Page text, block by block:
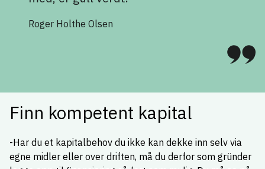
Roger Holthe Olsen
Finn kompetent kapital
-Har du et kapitalbehov du ikke kan dekke inn selv via
egne midler eller over driften, må du derfor som gründer